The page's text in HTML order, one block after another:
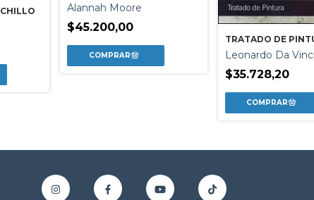
Alannah Moore
$45.200,00
TRATADO DE
Leonardo Da Vinci
$35.728,20